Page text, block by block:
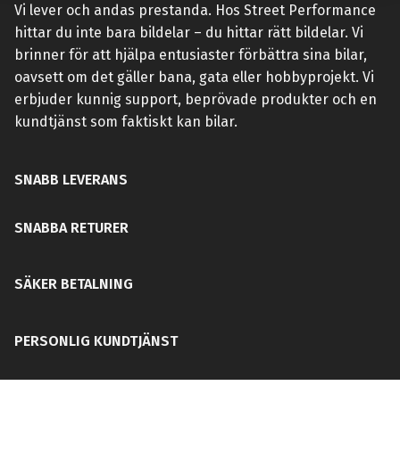
Vi lever och andas prestanda. Hos Street Performance
hittar du inte bara bildelar – du hittar rätt bildelar. Vi
brinner för att hjälpa entusiaster förbättra sina bilar,
oavsett om det gäller bana, gata eller hobbyprojekt. Vi
erbjuder kunnig support, beprövade produkter och en
kundtjänst som faktiskt kan bilar.
SNABB LEVERANS
SNABBA RETURER
SÄKER BETALNING
PERSONLIG KUNDTJÄNST